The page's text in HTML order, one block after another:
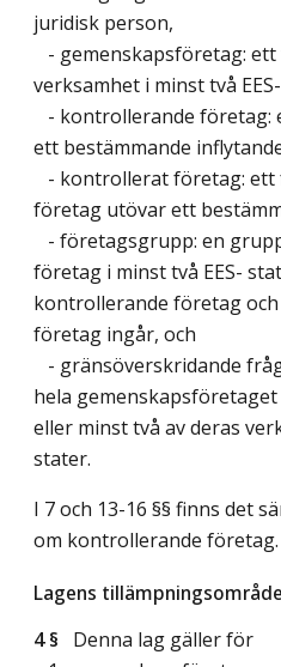
juridisk person,
- gemenskapsföretag:
verksamhet i minst två
- kontrollerande företag:
ett bestämmande
- kontrollerat företag:
företag utövar ett
- företagsgrupp: en
företag i minst två EES-
kontrollerande företag
företag ingår, och
- gränsöverskridande
hela
eller minst två av deras
stater.
I 7 och 13-16 §§ finns det
om kontrollerande företag.
Lagens tillämpningsområde
4 § Denna lag gäller för